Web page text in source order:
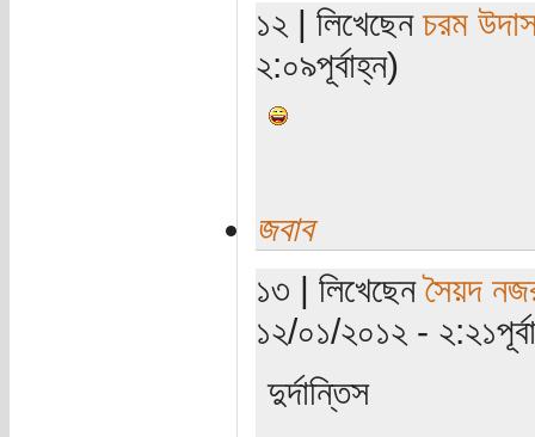
১২ | লিখেছেন চরম
২:০৯পূর্বাহ্ন)
জবাব
১৩ | লিখেছেনসৈয়দ
১২/০১/২০১২ -
দুর্দান্তিস